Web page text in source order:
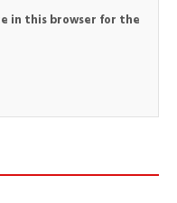
in this browser for the